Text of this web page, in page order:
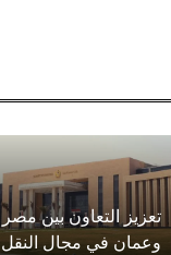
تعزيز التعاون بين مصر
وعمان في مجال النقل